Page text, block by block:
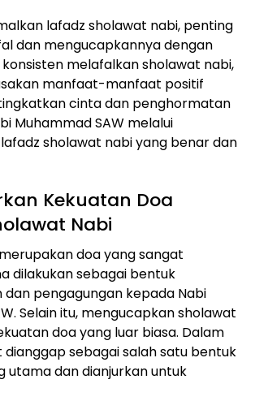
lafadz sholawat nabi, penting
dan mengucapkannya dengan
melafalkan sholawat nabi,
manfaat-manfaat positif
cinta dan penghormatan
Muhammad SAW melalui
sholawat nabi yang benar dan
Kekuatan Doa
Nabi
doa yang sangat
dilakukan sebagai bentuk
pengagungan kepada Nabi
Selain itu, mengucapkan sholawat
doa yang luar biasa. Dalam
dianggap sebagai salah satu bentuk
utama dan dianjurkan untuk